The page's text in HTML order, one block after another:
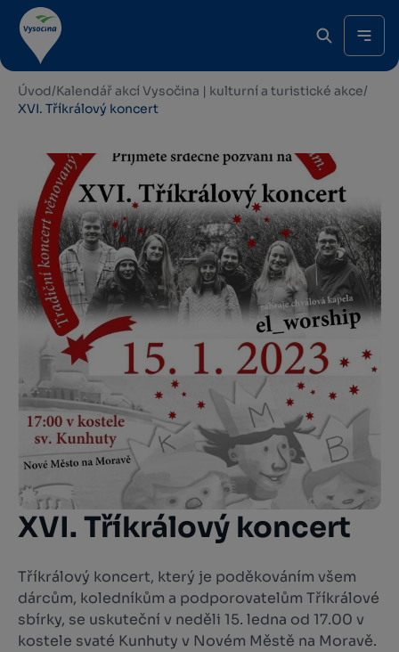
Úvod/Kalendář akcí Vysočina | kulturní a turistické akce/
XVI. Tříkrálový koncert
XVI. Tříkrálový koncert
Tříkrálový koncert, který je poděkováním všem
dárcům, koledníkům a podporovatelům Tříkrálové
sbírky, se uskuteční v neděli 15. ledna od 17.00 v
kostele svaté Kunhuty v Novém Městě na Moravě.